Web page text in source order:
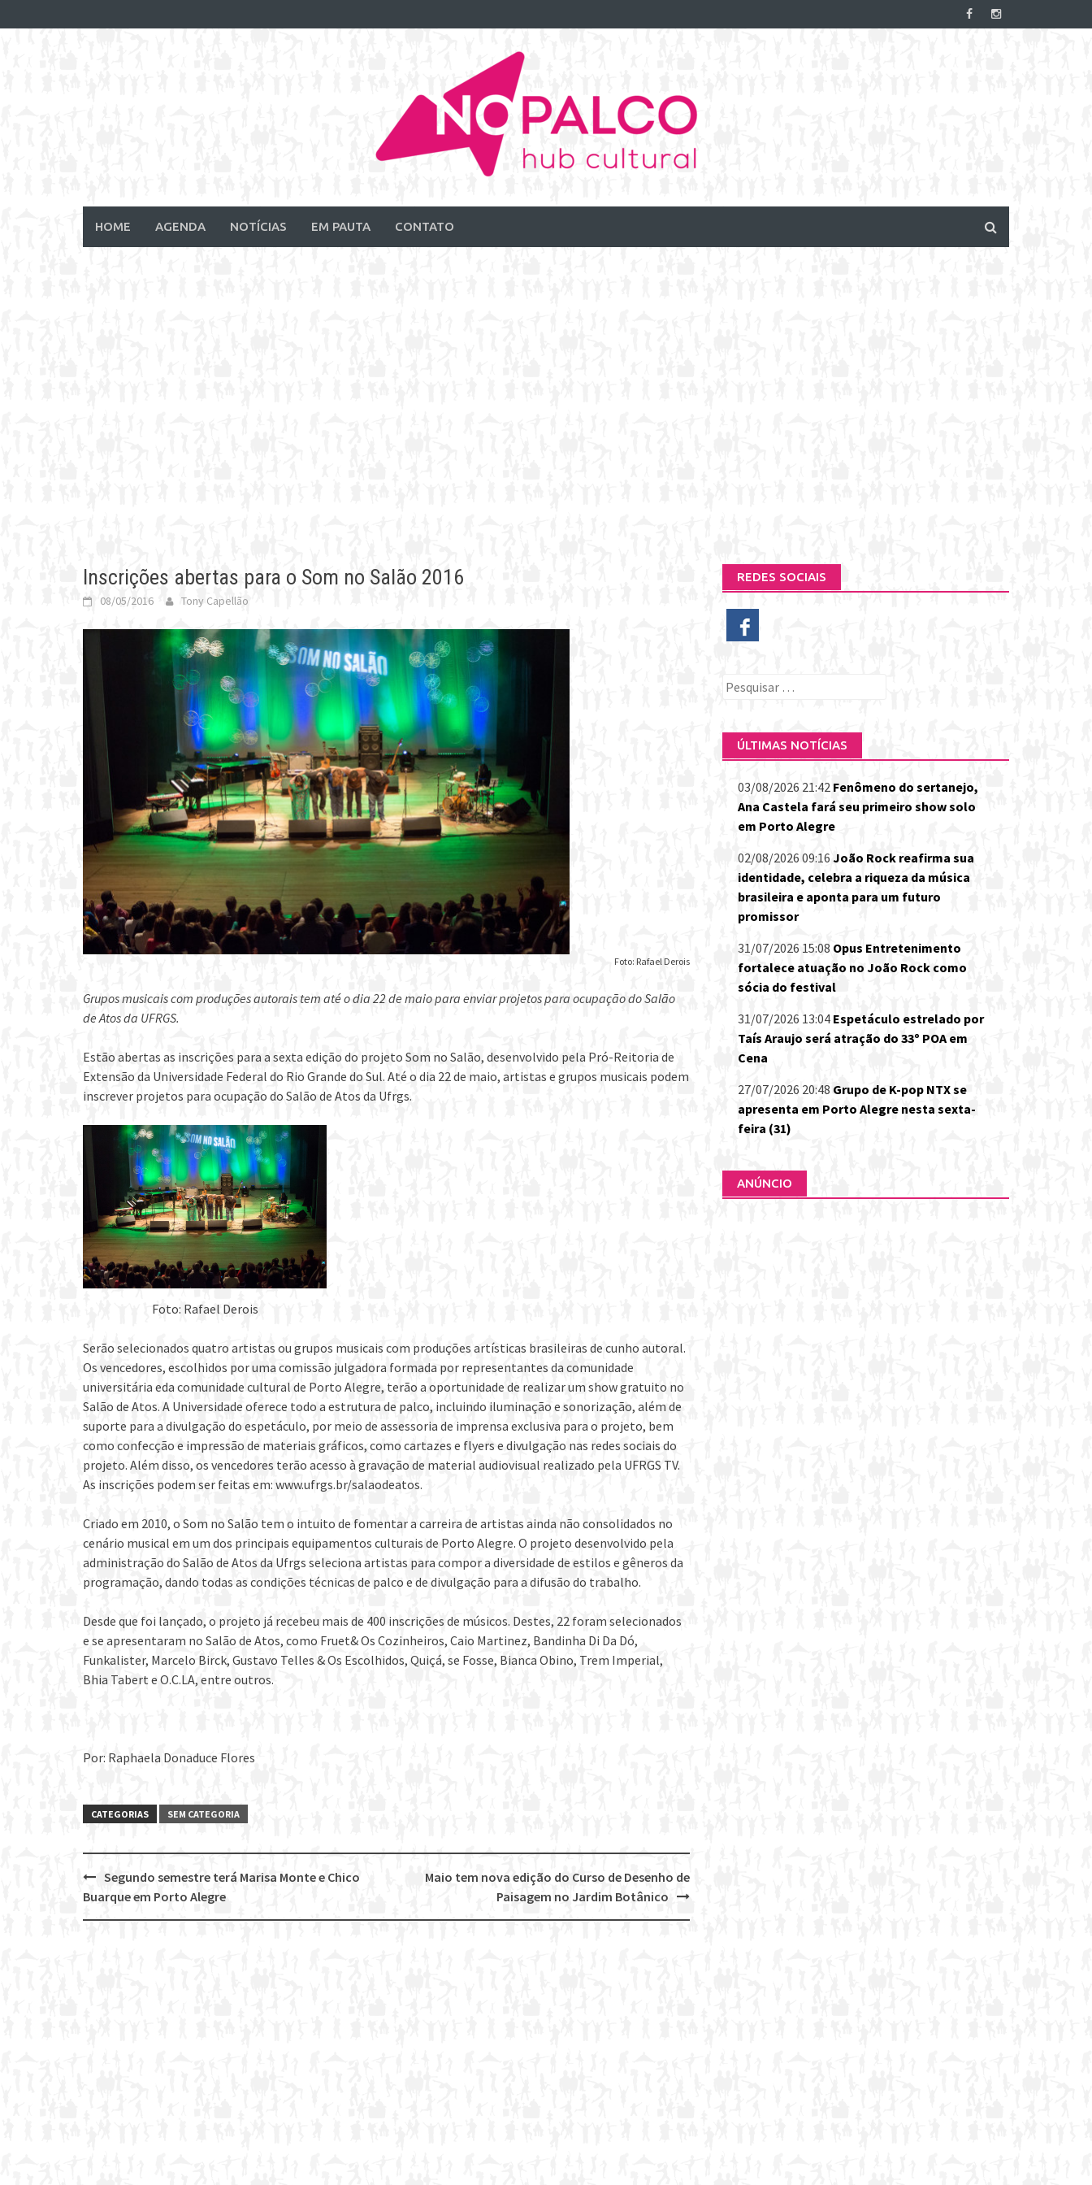
to
HOME AGENDA NOTÍCIAS EM PAUTA CONTATO
Inscrições abertas para o Som no Salão 2016
08/05/2016 Tony Capellão
Foto: Rafael Derois
Grupos musicais com produções autorais tem até o dia 22 de maio para enviar projetos para ocupação do Salão
de Atos da UFRGS.
Estão abertas as inscrições para a sexta edição do projeto Som no Salão, desenvolvido pela Pró-Reitoria de
Extensão da Universidade Federal do Rio Grande do Sul. Até o dia 22 de maio, artistas e grupos musicais podem
inscrever projetos para ocupação do Salão de Atos da Ufrgs.
Foto: Rafael Derois
Serão selecionados quatro artistas ou grupos musicais com produções artísticas brasileiras de cunho autoral.
Os vencedores, escolhidos por uma comissão julgadora formada por representantes da comunidade
universitária eda comunidade cultural de Porto Alegre, terão a oportunidade de realizar um show gratuito no
Salão de Atos. A Universidade oferece todo a estrutura de palco, incluindo iluminação e sonorização, além de
suporte para a divulgação do espetáculo, por meio de assessoria de imprensa exclusiva para o projeto, bem
como confecção e impressão de materiais gráficos, como cartazes e flyers e divulgação nas redes sociais do
projeto. Além disso, os vencedores terão acesso à gravação de material audiovisual realizado pela UFRGS TV.
As inscrições podem ser feitas em: www.ufrgs.br/salaodeatos.
Criado em 2010, o Som no Salão tem o intuito de fomentar a carreira de artistas ainda não consolidados no
cenário musical em um dos principais equipamentos culturais de Porto Alegre. O projeto desenvolvido pela
administração do Salão de Atos da Ufrgs seleciona artistas para compor a diversidade de estilos e gêneros da
programação, dando todas as condições técnicas de palco e de divulgação para a difusão do trabalho.
Desde que foi lançado, o projeto já recebeu mais de 400 inscrições de músicos. Destes, 22 foram selecionados
e se apresentaram no Salão de Atos, como Fruet& Os Cozinheiros, Caio Martinez, Bandinha Di Da Dó,
Funkalister, Marcelo Birck, Gustavo Telles & Os Escolhidos, Quiçá, se Fosse, Bianca Obino, Trem Imperial,
Bhia Tabert e O.C.LA, entre outros.
Por: Raphaela Donaduce Flores
CATEGORIAS SEM CATEGORIA
Post
navigation
Maio tem nova edição do Curso de Desenho de
Paisagem no Jardim Botânico
Segundo semestre terá Marisa Monte e Chico
Buarque em Porto Alegre
REDES SOCIAIS
Pesquisar
ÚLTIMAS NOTÍCIAS
03/08/2026 21:42 Fenômeno do sertanejo,
Ana Castela fará seu primeiro show solo
em Porto Alegre
02/08/2026 09:16 João Rock reafirma sua
identidade, celebra a riqueza da música
brasileira e aponta para um futuro
promissor
31/07/2026 15:08 Opus Entretenimento
fortalece atuação no João Rock como
sócia do festival
31/07/2026 13:04 Espetáculo estrelado por
Taís Araujo será atração do 33º POA em
Cena
27/07/2026 20:48 Grupo de K-pop NTX se
apresenta em Porto Alegre nesta sexta-
feira (31)
ANÚNCIO